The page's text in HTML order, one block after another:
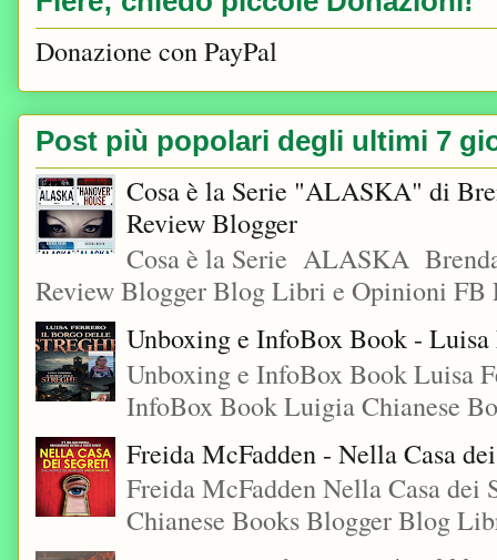
Donazione con PayPal
Post più popolari degli ultimi 7
Cosa è la Serie "ALASKA" di
Review Blogger
Cosa è la Serie ALASKA
Review Blogger Blog Libri e Opinioni
Unboxing e InfoBox Book -
Unboxing e InfoBox Book Luisa
InfoBox Book Luigia Chianese
Freida McFadden - Nella Casa
Freida McFadden Nella Casa
Chianese Books Blogger Blog